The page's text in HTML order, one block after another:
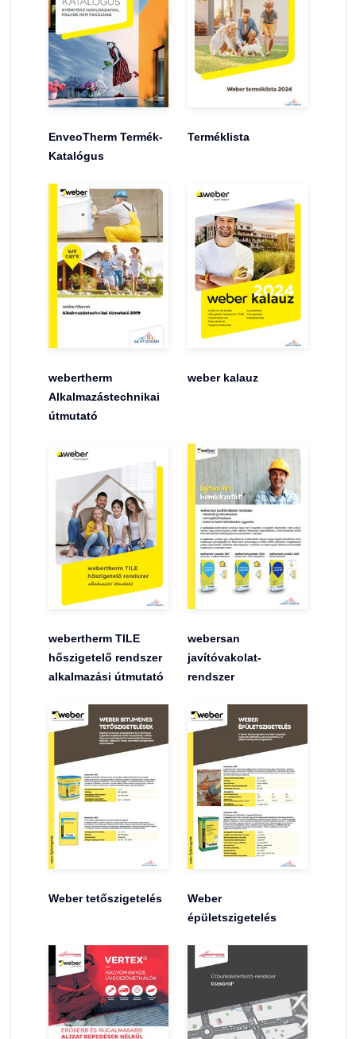
EnveoTherm Termék-
Katalógus
Terméklista
webertherm
Alkalmazástechnikai
útmutató
weber kalauz
webertherm TILE
hőszigetelő rendszer
alkalmazási útmutató
webersan
javítóvakolat-
rendszer
Weber tetőszigetelés
Weber
épületszigetelés